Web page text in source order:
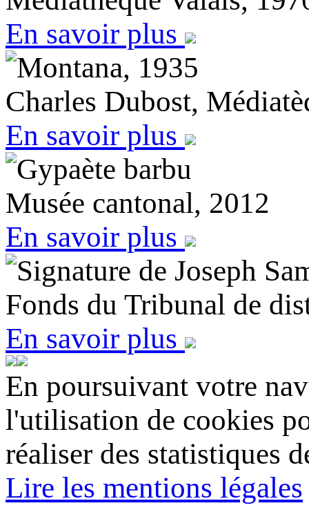
En savoir plus
Montana, 1935
Charles Dubost,
En savoir plus
Gypaète barbu
Musée cantonal, 2012
En savoir plus
Signature de Joseph
Fonds du Tribunal de
En savoir plus
En poursuivant votre
l'utilisation de cookies
réaliser des statistiques
Lire les mentions légales